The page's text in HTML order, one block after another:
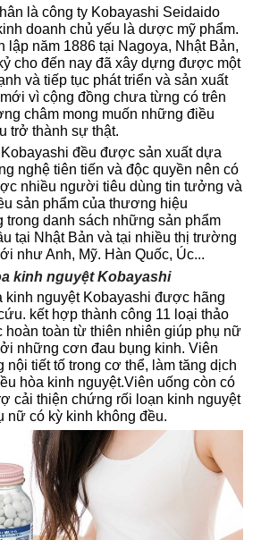
là công ty Kobayashi Seidaido
doanh chủ yếu là dược mỹ phẩm.
lập năm 1886 tại Nagoya, Nhật Bản,
cho đến nay đã xây dựng được một
và tiếp tục phát triển và sản xuất
vì cộng đồng chưa từng có trên
châm mong muốn những điều
trở thành sự thật.
đều được sản xuất dựa
nghệ tiên tiến và độc quyền nên có
nhiều người tiêu dùng tin tưởng và
sản phẩm của thương hiệu
trong danh sách những sản phẩm
tại Nhật Bản và tại nhiều thị trường
như Anh, Mỹ. Hàn Quốc, Úc...
kinh nguyệt Kobayashi
kinh nguyệt Kobayashi được hãng
kết hợp thành công 11 loại thảo
hoàn toàn từ thiên nhiên giúp phụ nữ
những cơn đau bụng kinh. Viên
nội tiết tố trong cơ thể, làm tăng dịch
hòa kinh nguyệt.Viên uống còn có
cải thiện chứng rối loạn kinh nguyệt
có kỳ kinh không đều.